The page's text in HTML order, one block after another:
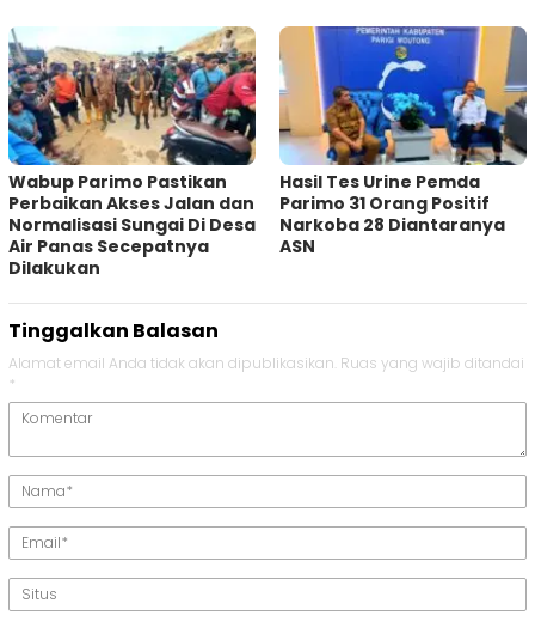
Wabup Parimo Pastikan
Perbaikan Akses Jalan dan
Normalisasi Sungai Di Desa
Air Panas Secepatnya
Dilakukan
Hasil Tes Urine Pemda
Parimo 31 Orang Positif
Narkoba 28 Diantaranya
ASN
Tinggalkan Balasan
Alamat email Anda tidak akan dipublikasikan. Ruas yang wajib ditandai
*